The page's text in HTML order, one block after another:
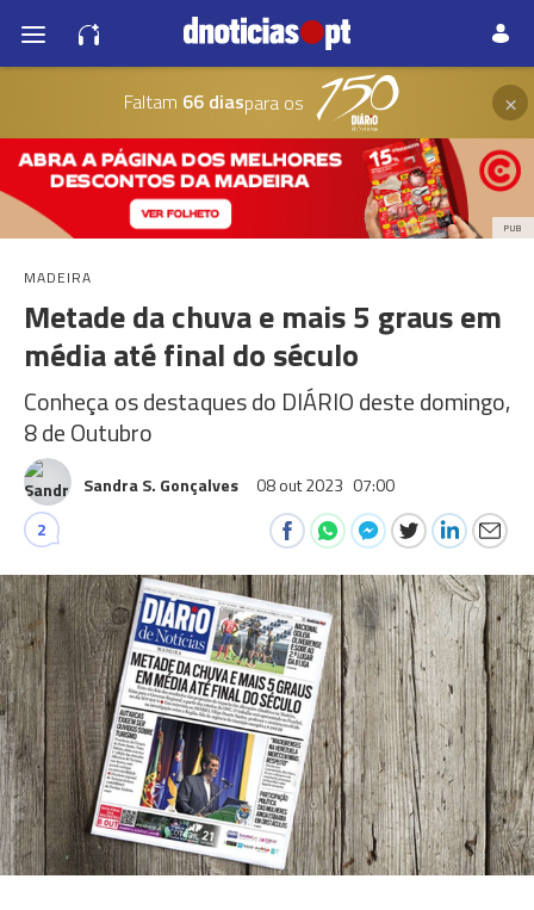
Faltam 66 diaspara os ×
PUB
MADEIRA
Metade da chuva e mais 5 graus em
média até final do século
Conheça os destaques do DIÁRIO deste domingo,
8 de Outubro
Sandra S. Gonçalves 08 out 2023 07:00
2